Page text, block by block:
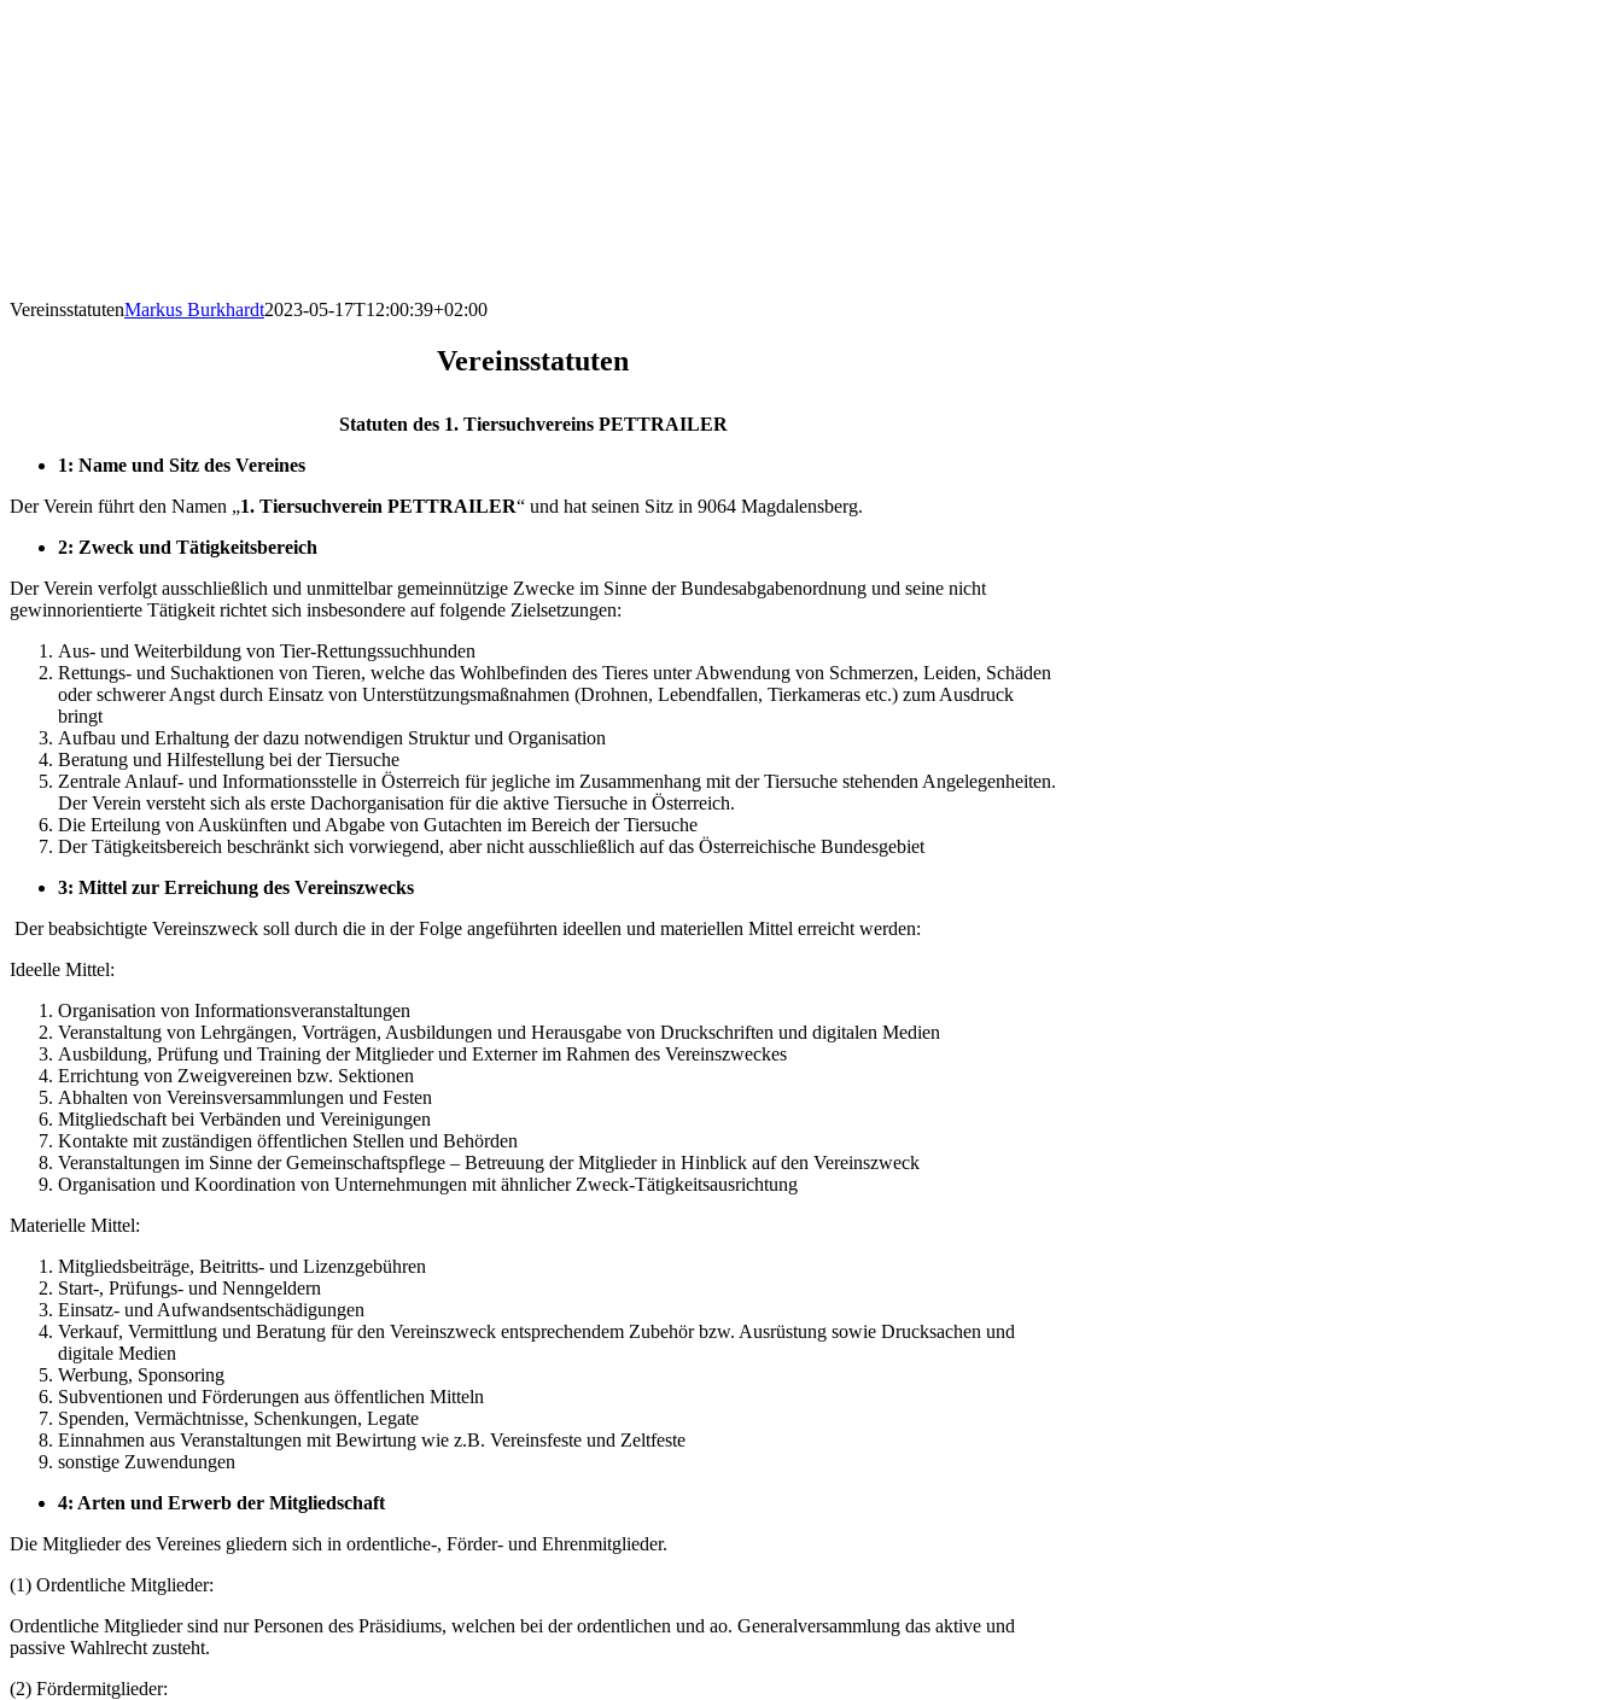
VereinsstatutenMarkus Burkhardt2023-05-17T12:00:39+02:00
Vereinsstatuten
Statuten des 1. Tiersuchvereins PETTRAILER
1: Name und Sitz des Vereines
Der Verein führt den Namen „1. Tiersuchverein PETTRAILER“ und hat seinen Sitz in 9064 Magdalensberg.
2: Zweck und Tätigkeitsbereich
Der Verein verfolgt ausschließlich und unmittelbar gemeinnützige Zwecke im Sinne der Bundesabgabenordnung und seine nicht
gewinnorientierte Tätigkeit richtet sich insbesondere auf folgende Zielsetzungen:
Aus- und Weiterbildung von Tier-Rettungssuchhunden
Rettungs- und Suchaktionen von Tieren, welche das Wohlbefinden des Tieres unter Abwendung von Schmerzen, Leiden, Schäden
oder schwerer Angst durch Einsatz von Unterstützungsmaßnahmen (Drohnen, Lebendfallen, Tierkameras etc.) zum Ausdruck
bringt
Aufbau und Erhaltung der dazu notwendigen Struktur und Organisation
Beratung und Hilfestellung bei der Tiersuche
Zentrale Anlauf- und Informationsstelle in Österreich für jegliche im Zusammenhang mit der Tiersuche stehenden Angelegenheiten.
Der Verein versteht sich als erste Dachorganisation für die aktive Tiersuche in Österreich.
Die Erteilung von Auskünften und Abgabe von Gutachten im Bereich der Tiersuche
Der Tätigkeitsbereich beschränkt sich vorwiegend, aber nicht ausschließlich auf das Österreichische Bundesgebiet
3: Mittel zur Erreichung des Vereinszwecks
Der beabsichtigte Vereinszweck soll durch die in der Folge angeführten ideellen und materiellen Mittel erreicht werden:
Ideelle Mittel:
Organisation von Informationsveranstaltungen
Veranstaltung von Lehrgängen, Vorträgen, Ausbildungen und Herausgabe von Druckschriften und digitalen Medien
Ausbildung, Prüfung und Training der Mitglieder und Externer im Rahmen des Vereinszweckes
Errichtung von Zweigvereinen bzw. Sektionen
Abhalten von Vereinsversammlungen und Festen
Mitgliedschaft bei Verbänden und Vereinigungen
Kontakte mit zuständigen öffentlichen Stellen und Behörden
Veranstaltungen im Sinne der Gemeinschaftspflege – Betreuung der Mitglieder in Hinblick auf den Vereinszweck
Organisation und Koordination von Unternehmungen mit ähnlicher Zweck-Tätigkeitsausrichtung
Materielle Mittel:
Mitgliedsbeiträge, Beitritts- und Lizenzgebühren
Start-, Prüfungs- und Nenngeldern
Einsatz- und Aufwandsentschädigungen
Verkauf, Vermittlung und Beratung für den Vereinszweck entsprechendem Zubehör bzw. Ausrüstung sowie Drucksachen und
digitale Medien
Werbung, Sponsoring
Subventionen und Förderungen aus öffentlichen Mitteln
Spenden, Vermächtnisse, Schenkungen, Legate
Einnahmen aus Veranstaltungen mit Bewirtung wie z.B. Vereinsfeste und Zeltfeste
sonstige Zuwendungen
4: Arten und Erwerb der Mitgliedschaft
Die Mitglieder des Vereines gliedern sich in ordentliche-, Förder- und Ehrenmitglieder.
(1) Ordentliche Mitglieder:
Ordentliche Mitglieder sind nur Personen des Präsidiums, welchen bei der ordentlichen und ao. Generalversammlung das aktive und
passive Wahlrecht zusteht.
(2) Fördermitglieder: